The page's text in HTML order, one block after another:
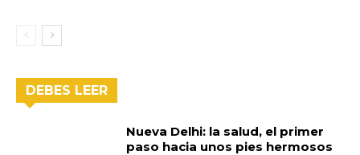
DEBES LEER
Nueva Delhi: la salud, el primer
paso hacia unos pies hermosos